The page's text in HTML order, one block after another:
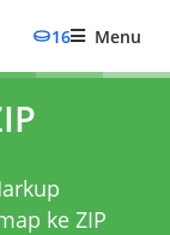
16 Menu
ke ZIP